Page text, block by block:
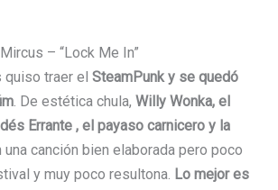
– “Lock Me In”
quiso traer el SteamPunk y se quedó
. De estética chula, Willy Wonka, el
Errante , el payaso carnicero y la
una canción bien elaborada pero poco
y muy poco resultona. Lo mejor es